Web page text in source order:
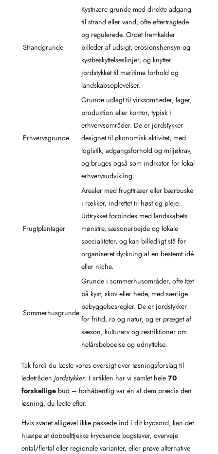
Strandgrunde
Kystnære grunde med direkte adgang
til strand eller vand, ofte eftertragtede
og regulerede. Ordet fremkalder
billeder af udsigt, erosionshensyn og
kystbeskyttelseslinjer, og knytter
jordstykket til maritime forhold og
landskabsoplevelser.
Erhvervsgrunde
Grunde udlagt til virksomheder, lager,
produktion eller kontor, typisk i
erhvervsområder. De er jordstykker
designet til økonomisk aktivitet, med
logistik, adgangsforhold og miljøkrav,
og bruges også som indikator for lokal
erhvervsudvikling.
Frugtplantager
Arealer med frugttræer eller bærbuske
i rækker, indrettet til høst og pleje.
Udtrykket forbindes med landskabets
mønstre, sæsonarbejde og lokale
specialiteter, og kan billedligt stå for
organiseret dyrkning af en bestemt idé
eller niche.
Sommerhusgrunde
Grunde i sommerhusområder, ofte tæt
på kyst, skov eller hede, med særlige
bebyggelsesregler. De er jordstykker
for fritid, ro og natur, og er præget af
sæson, kulturarv og restriktioner om
helårsbeboelse og udnyttelse.
Tak fordi du læste vores oversigt over løsningsforslag til
ledetråden Jordstykker. I artiklen har vi samlet hele 70
forskellige bud – forhåbentlig var én af dem præcis den
løsning, du ledte efter.
Hvis svaret alligevel ikke passede ind i dit krydsord, kan det
hjælpe at dobbelttjekke krydsende bogstaver, overveje
ental/flertal eller regionale varianter, eller prøve alternative